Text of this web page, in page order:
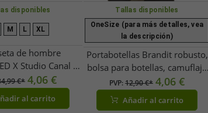
disponibles
M L XL
de hombre
X Studio Canal o
estampado de
2, La Momia o
Camiseta de
€* 4,06 €
al carrito
Tallas disponibles
OneSize (para más detalles, vea
la descripción)
Portabotellas Brandit robusto,
bolsa para botellas, camuflaje
militar oscuro
PVP:12,90 €* 4,06 €
Añadir al carrito